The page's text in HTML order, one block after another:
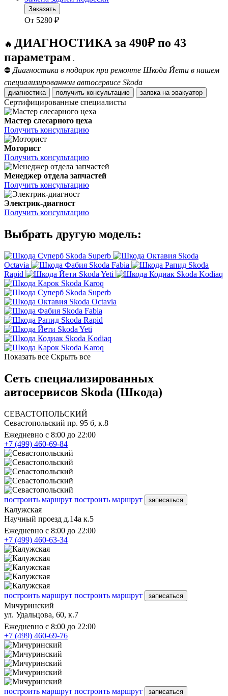
Заказать
От 5280 ₽
🔥 ДИАГНОСТИКА за 490₽ по 43
параметрам .
⛔ Диагностика в подарок при ремонте Шкода Йети в нашем
специализированном автосервисе Skoda
диагностика получить консультацию заявка на эвакуатор
Сертифицированные специалисты
Мастер слесарного цеха
Получить консультацию
Моторист
Получить консультацию
Менеджер отдела запчастей
Получить консультацию
Электрик-диагност
Получить консультацию
Выбрать другую модель:
Skoda Superb
Skoda
Octavia
Skoda Fabia
Skoda
Rapid
Skoda Yeti
Skoda Kodiaq
Skoda Karoq
Skoda Superb
Skoda Octavia
Skoda Fabia
Skoda Rapid
Skoda Yeti
Skoda Kodiaq
Skoda Karoq
Показать все Скрыть все
Сеть специализированных
автосервисов Skoda (Шкода)
СЕВАСТОПОЛЬСКИЙ
Севастопольский пр. 95 б, к.8
Ежедневно с 8:00 до 22:00
+7 (499) 460-69-84
построить маршрут построить маршрут записаться
Калужская
Научный проезд д.14а к.5
Ежедневно с 8:00 до 22:00
+7 (499) 460-63-34
построить маршрут построить маршрут записаться
Мичуринский
ул. Удальцова, 60, к.7
Ежедневно с 8:00 до 22:00
+7 (499) 460-69-76
построить маршрут построить маршрут записаться